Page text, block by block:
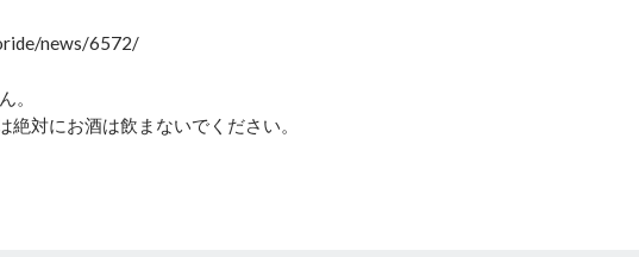
news/6572/
。
絶対にお酒は飲まないでください。